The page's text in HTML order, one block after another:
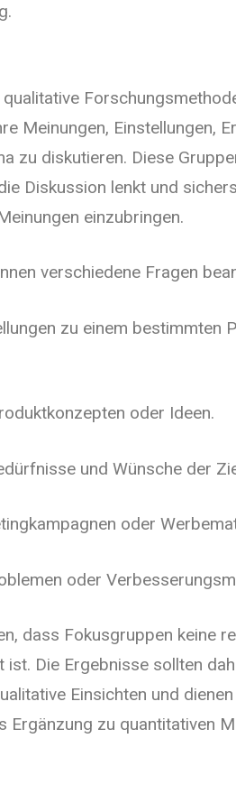
Meinungen, Einstellungen,
zu diskutieren. Diese
Diskussion lenkt und
einzubringen.
verschiedene Fragen
zu einem bestimmten
oder Ideen.
und Wünsche der
oder
oder
dass Fokusgruppen keine
ist. Die Ergebnisse sollten
Einsichten und
Ergänzung zu quantitativen